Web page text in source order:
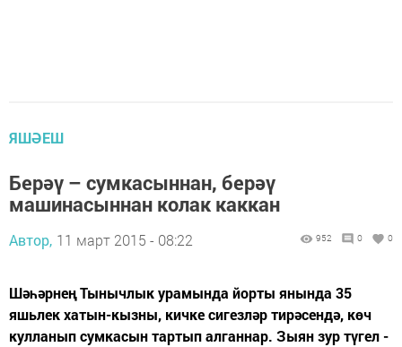
ЯШӘЕШ
Берәү – сумкасыннан, берәү
машинасыннан колак каккан
Автор, 11 март 2015 - 08:22 952 0 0
Шәһәрнең Тынычлык урамында йорты янында 35
яшьлек хатын-кызны, кичке сигезләр тирәсендә, көч
кулланып сумкасын тартып алганнар. Зыян зур түгел -